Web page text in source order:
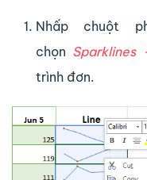
Nhấp chuột
chọn Sparklines
trình đơn.